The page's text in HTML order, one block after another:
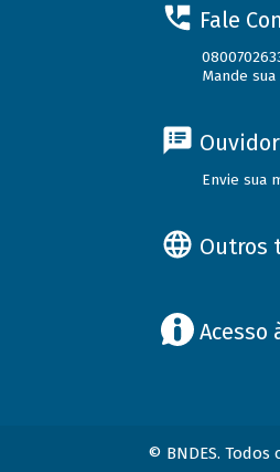
Fale
Mande
Envie sua
Outros
Acesso
© BNDES.